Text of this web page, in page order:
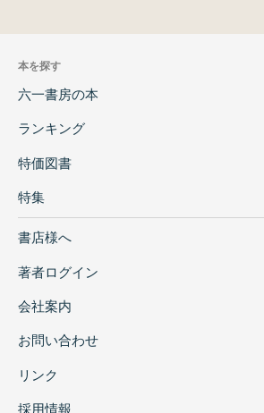
本を探す
六一書房の本
ランキング
特価図書
特集
書店様へ
著者ログイン
会社案内
お問い合わせ
リンク
採用情報